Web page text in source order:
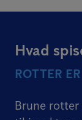
Hvad
ROTTER
Brune rotter